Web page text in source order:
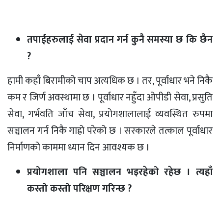
तपाईहरुलाई सेवा प्रदान गर्न कुनै समस्या छ कि छैन
?
हामी कहाँ बिरामीको चाप अत्यधिक छ । तर, पूर्वाधार भने निकै
कम र जिर्ण अवस्थामा छ । पूर्वाधार नहुँदा ओपीडी सेवा, प्रसुति
सेवा, गर्भवति जाँच सेवा, प्रयोगशालालाई व्यवस्थित रुपमा
सञ्चालन गर्न निकै गाह्रो परेको छ । सरकारले तत्काल पूर्वाधार
निर्माणको काममा ध्यान दिन आवश्यक छ ।
प्रयोगशाला पनि सञ्चालन भइरहेको रहेछ । त्यहाँ
कस्तो कस्तो परिक्षण गरिन्छ ?